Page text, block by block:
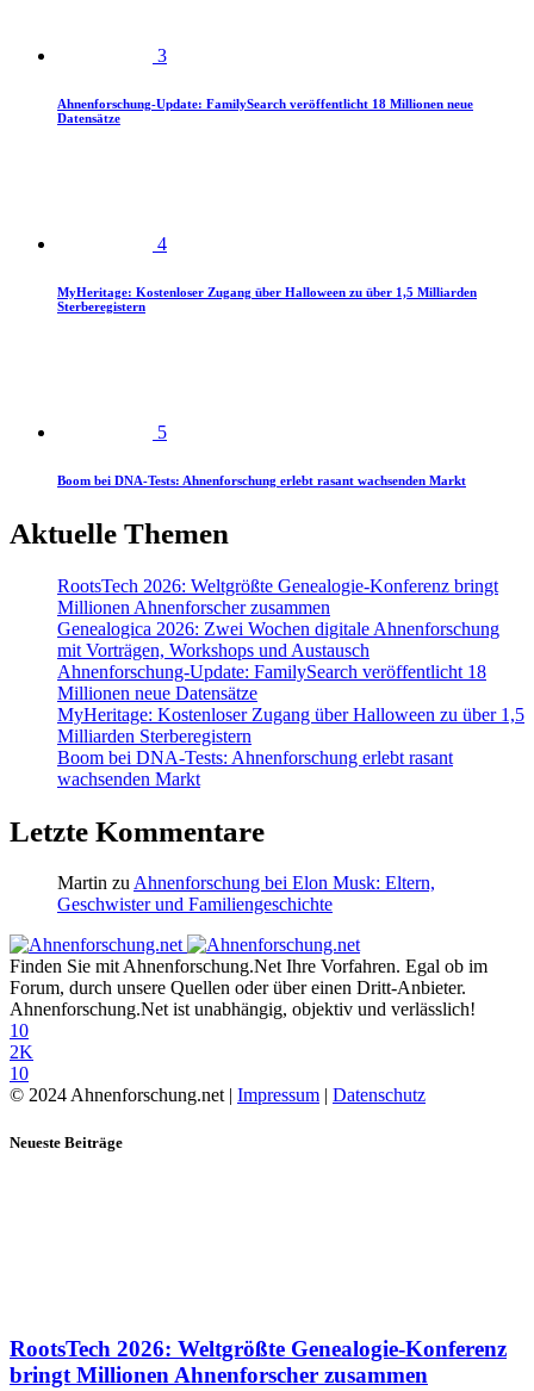
3
Ahnenforschung-Update: FamilySearch veröffentlicht 18 Millionen neue
Datensätze
4
MyHeritage: Kostenloser Zugang über Halloween zu über 1,5 Milliarden
Sterberegistern
5
Boom bei DNA-Tests: Ahnenforschung erlebt rasant wachsenden Markt
Aktuelle Themen
RootsTech 2026: Weltgrößte Genealogie-Konferenz bringt
Millionen Ahnenforscher zusammen
Genealogica 2026: Zwei Wochen digitale Ahnenforschung
mit Vorträgen, Workshops und Austausch
Ahnenforschung-Update: FamilySearch veröffentlicht 18
Millionen neue Datensätze
MyHeritage: Kostenloser Zugang über Halloween zu über 1,5
Milliarden Sterberegistern
Boom bei DNA-Tests: Ahnenforschung erlebt rasant
wachsenden Markt
Letzte Kommentare
Martin zu Ahnenforschung bei Elon Musk: Eltern,
Geschwister und Familiengeschichte
Finden Sie mit Ahnenforschung.Net Ihre Vorfahren. Egal ob im
Forum, durch unsere Quellen oder über einen Dritt-Anbieter.
Ahnenforschung.Net ist unabhängig, objektiv und verlässlich!
10
2K
10
© 2024 Ahnenforschung.net | Impressum | Datenschutz
Neueste Beiträge
RootsTech 2026: Weltgrößte Genealogie-Konferenz
bringt Millionen Ahnenforscher zusammen